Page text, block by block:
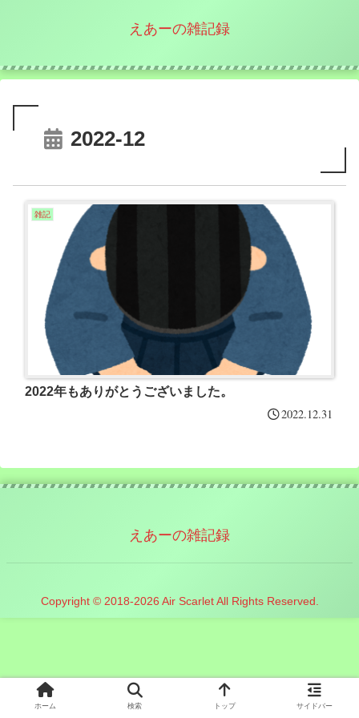
えあーの雑記録
2022-12
雑記
2022年もありがとうございました。
2022.12.31
えあーの雑記録
Copyright © 2018-2026 Air Scarlet All Rights Reserved.
ホーム 検索 トップ サイドバー